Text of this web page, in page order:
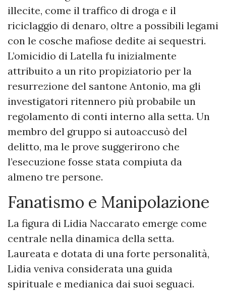
illecite, come il traffico di droga e il
riciclaggio di denaro, oltre a possibili legami
con le cosche mafiose dedite ai sequestri.
L’omicidio di Latella fu inizialmente
attribuito a un rito propiziatorio per la
resurrezione del santone Antonio, ma gli
investigatori ritennero più probabile un
regolamento di conti interno alla setta. Un
membro del gruppo si autoaccusò del
delitto, ma le prove suggerirono che
l’esecuzione fosse stata compiuta da
almeno tre persone.
Fanatismo e Manipolazione
La figura di Lidia Naccarato emerge come
centrale nella dinamica della setta.
Laureata e dotata di una forte personalità,
Lidia veniva considerata una guida
spirituale e medianica dai suoi seguaci.